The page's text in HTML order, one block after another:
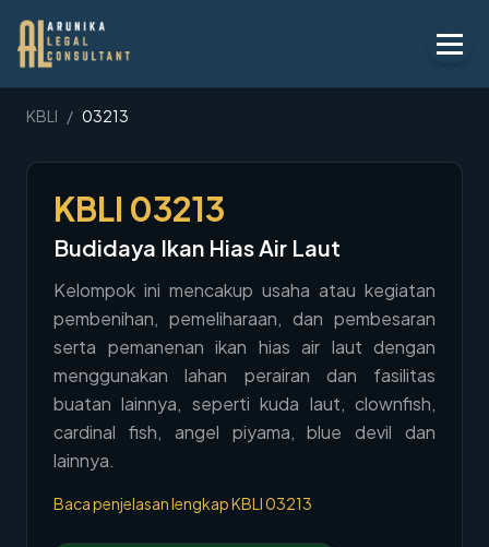
Layanan
Peraturan
KBLI
Tentang
Penawaran
Blog
Hubungi Kami
KBLI / 03213
KBLI 03213
Budidaya Ikan Hias Air Laut
Kelompok ini mencakup usaha atau kegiatan
pembenihan, pemeliharaan, dan pembesaran
serta pemanenan ikan hias air laut dengan
menggunakan lahan perairan dan fasilitas
buatan lainnya, seperti kuda laut, clownfish,
cardinal fish, angel piyama, blue devil dan
lainnya.
Baca penjelasan lengkap KBLI03213